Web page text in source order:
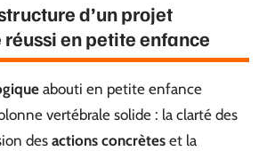
d’un projet
en petite enfance
abouti en petite enfance
vertébrale solide : la clarté des
des actions concrètes et la